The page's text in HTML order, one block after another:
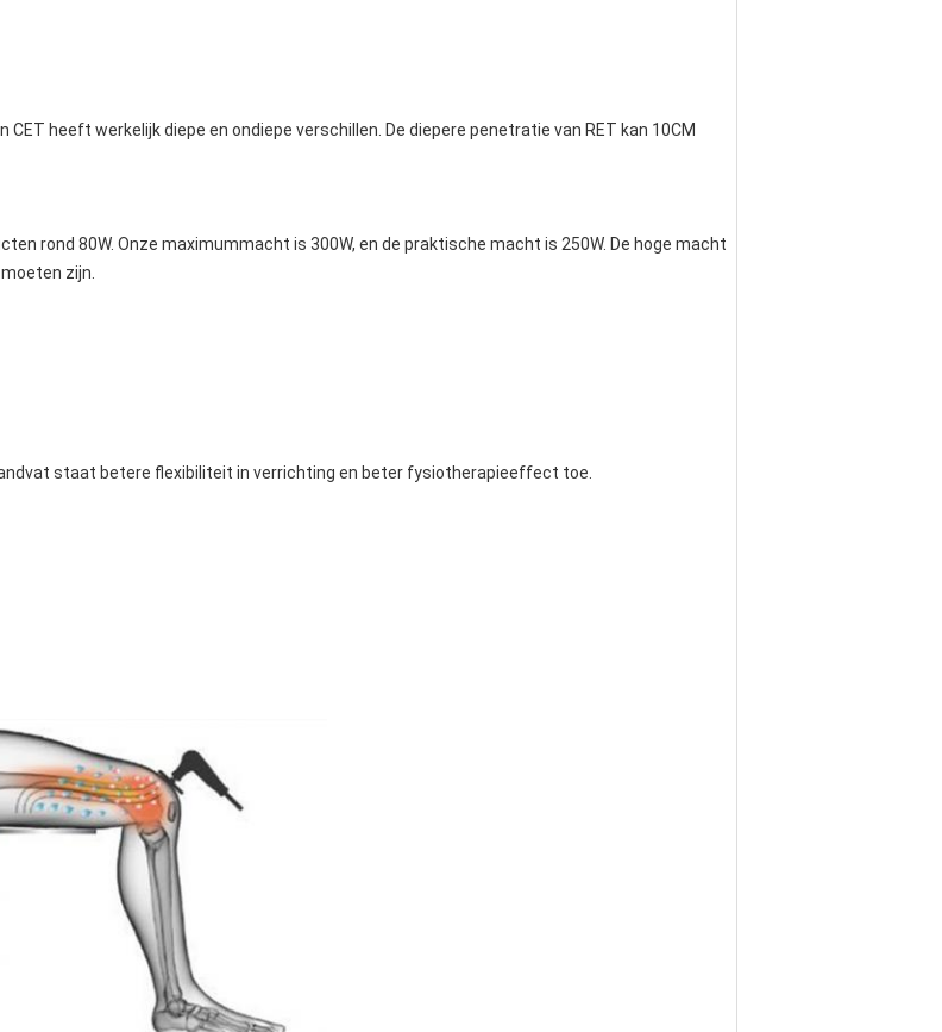
CET heeft werkelijk diepe en ondiepe verschillen. De diepere penetratie van RET kan 10CM
rond 80W. Onze maximummacht is 300W, en de praktische macht is 250W. De hoge macht
zijn
staat betere flexibiliteit in verrichting en beter fysiotherapieeffect toe.